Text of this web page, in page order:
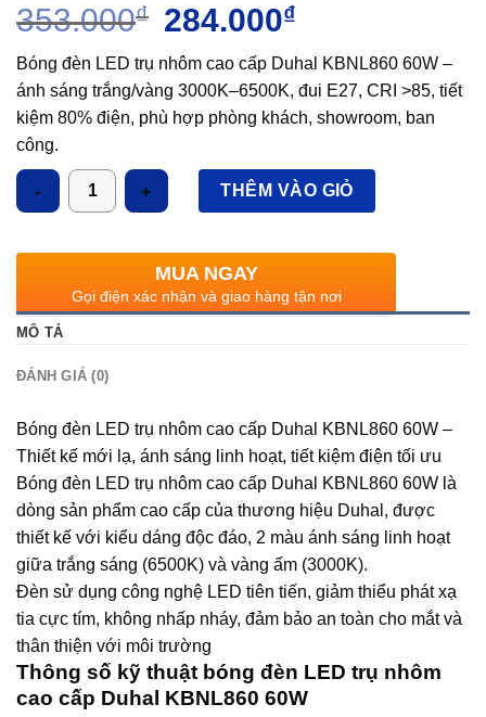
353.000₫ Giá
là:
353.000₫.
284.000₫
tại
là:
284.000₫.
Bóng đèn LED trụ nhôm cao cấp Duhal KBNL860 60W –
ánh sáng trắng/vàng 3000K–6500K, đui E27, CRI >85, tiết
kiệm 80% điện, phù hợp phòng khách, showroom, ban
công.
Số lượng
THÊM VÀO GIỎ
MUA NGAY
Gọi điện xác nhận và giao hàng tận nơi
MÔ TẢ
ĐÁNH GIÁ (0)
Bóng đèn LED trụ nhôm cao cấp Duhal KBNL860 60W –
Thiết kế mới lạ, ánh sáng linh hoạt, tiết kiệm điện tối ưu
Bóng đèn LED trụ nhôm cao cấp Duhal KBNL860 60W là
dòng sản phẩm cao cấp của thương hiệu Duhal, được
thiết kế với kiểu dáng độc đáo, 2 màu ánh sáng linh hoạt
giữa trắng sáng (6500K) và vàng ấm (3000K).
Đèn sử dụng công nghệ LED tiên tiến, giảm thiểu phát xạ
tia cực tím, không nhấp nháy, đảm bảo an toàn cho mắt và
thân thiện với môi trường
Thông số kỹ thuật bóng đèn LED trụ nhôm
cao cấp Duhal KBNL860 60W